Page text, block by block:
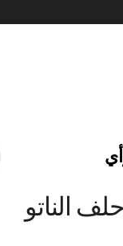
الناتو